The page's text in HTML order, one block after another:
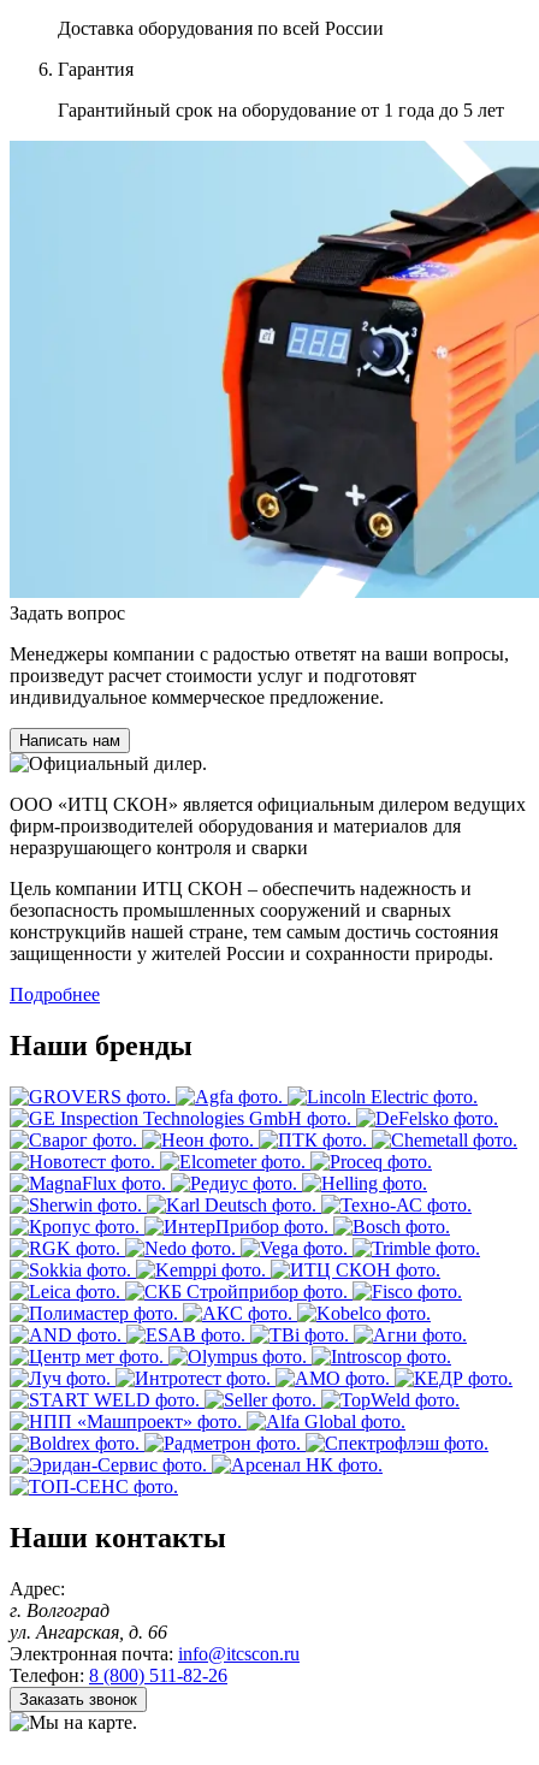
Доставка оборудования по всей России
Гарантия
Гарантийный срок на оборудование от 1 года до 5 лет
Задать вопрос
Менеджеры компании с радостью ответят на ваши вопросы,
произведут расчет стоимости услуг и подготовят
индивидуальное коммерческое предложение.
Написать нам
ООО «ИТЦ СКОН» является официальным дилером ведущих
фирм-производителей оборудования и материалов для
неразрушающего контроля и сварки
Цель компании ИТЦ СКОН – обеспечить надежность и
безопасность промышленных сооружений и сварных
конструкцийв нашей стране, тем самым достичь состояния
защищенности у жителей России и сохранности природы.
Подробнее
Наши бренды
Наши контакты
Адрес:
г. Волгоград
ул. Ангарская, д. 66
Электронная почта: info@itcscon.ru
Телефон: 8 (800) 511-82-26
Заказать звонок